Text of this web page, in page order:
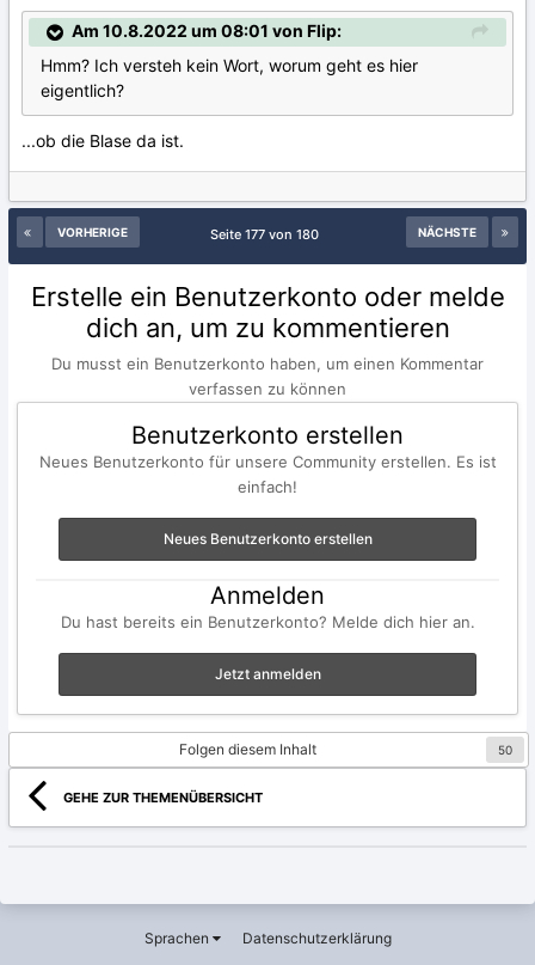
Am 10.8.2022 um 08:01 von Flip:
Hmm? Ich versteh kein Wort, worum geht es hier
eigentlich?
...ob die Blase da ist.
VORHERIGE NÄCHSTE
Seite 177 von 180
Erstelle ein Benutzerkonto oder melde
dich an, um zu kommentieren
Du musst ein Benutzerkonto haben, um einen Kommentar
verfassen zu können
Benutzerkonto erstellen
Neues Benutzerkonto für unsere Community erstellen. Es ist
einfach!
Neues Benutzerkonto erstellen
Anmelden
Du hast bereits ein Benutzerkonto? Melde dich hier an.
Jetzt anmelden
Folgen diesem Inhalt 50
GEHE ZUR THEMENÜBERSICHT
Sprachen Datenschutzerklärung